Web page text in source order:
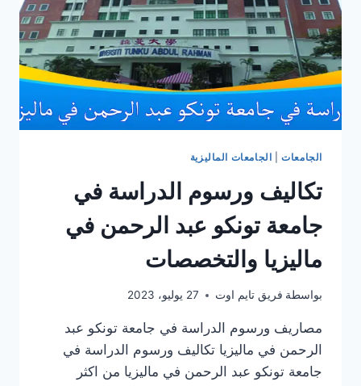
الجامعات| الجامعات الماليزية
تكاليف ورسوم الدراسة في
جامعة تونكو عبد الرحمن في
ماليزيا والتخصصات
بواسطة فريق تايم اوت 27 يوليو، 2023
مصاريف ورسوم الدراسة في جامعة تونكو عبد
الرحمن في ماليزيا تكاليف ورسوم الدراسة في
جامعة تونكو عبد الرحمن في ماليزيا من اكثر